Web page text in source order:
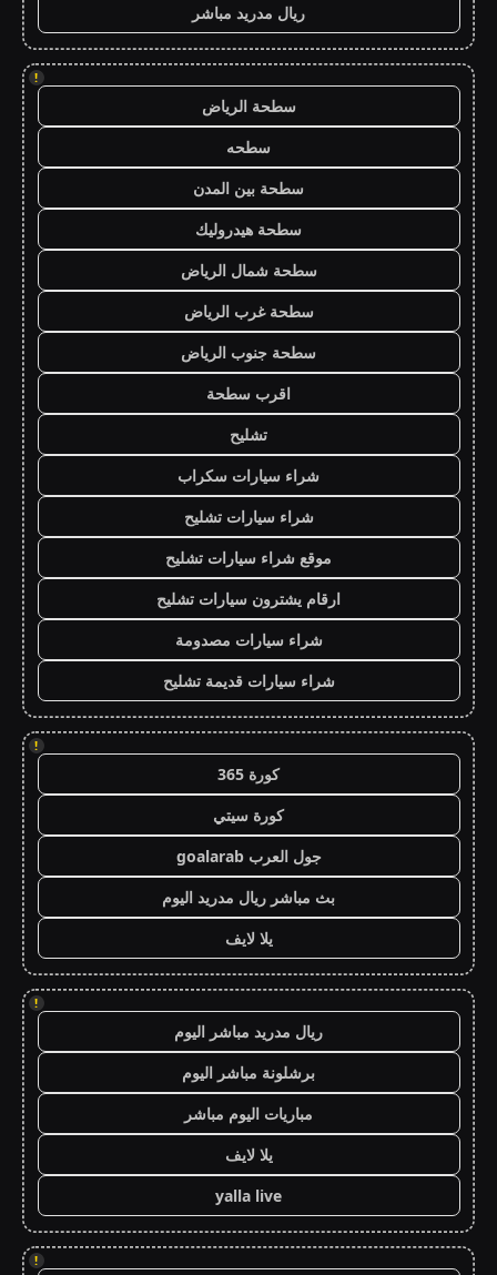
ريال مدريد مباشر
!
سطحة الرياض
سطحه
سطحة بين المدن
سطحة هيدروليك
سطحة شمال الرياض
سطحة غرب الرياض
سطحة جنوب الرياض
اقرب سطحة
تشليح
شراء سيارات سكراب
شراء سيارات تشليح
موقع شراء سيارات تشليح
ارقام يشترون سيارات تشليح
شراء سيارات مصدومة
شراء سيارات قديمة تشليح
!
كورة 365
كورة سيتي
جول العرب goalarab
بث مباشر ريال مدريد اليوم
يلا لايف
!
ريال مدريد مباشر اليوم
برشلونة مباشر اليوم
مباريات اليوم مباشر
يلا لايف
yalla live
!